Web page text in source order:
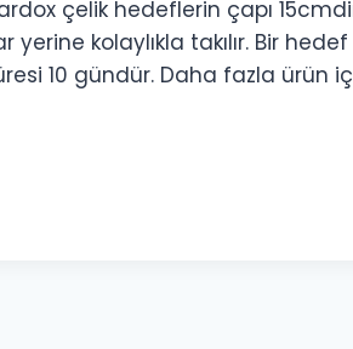
çelik hedeflerin çapı
kolaylıkla takılır. Bir
10 gündür. Daha fazla ürün